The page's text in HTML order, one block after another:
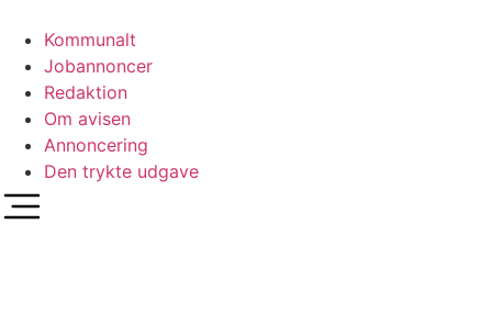
indhold
Kommunalt
Jobannoncer
Redaktion
Om avisen
Annoncering
Den trykte udgave